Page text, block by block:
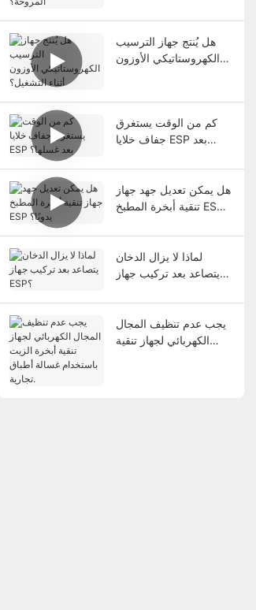
هل يُنتج جهاز الترسيب
الكهروستاتيكي الأوزون
كم من الوقت يستغرق
جفاف خلايا ESP بعد
هل يمكن تعديل جهد جهاز
تنقية أبخرة المطبخ ESP
لماذا لا يزال الدخان
يتصاعد بعد تركيب جهاز
يجب عدم تنظيف المجال
الكهربائي لجهاز تنقية